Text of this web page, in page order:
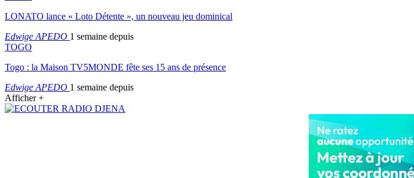
LONATO lance « Loto Détente », un nouveau jeu dominical
Edwige APEDO 1 semaine depuis
TOGO
Togo : la Maison TV5MONDE fête ses 15 ans de présence
Edwige APEDO 1 semaine depuis
Afficher +